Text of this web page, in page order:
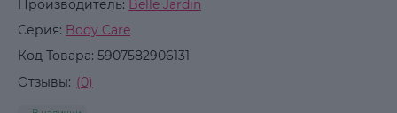
Производитель: Belle Jardin
Серия: Body Care
Код Товара: 5907582906131
Отзывы: (0)